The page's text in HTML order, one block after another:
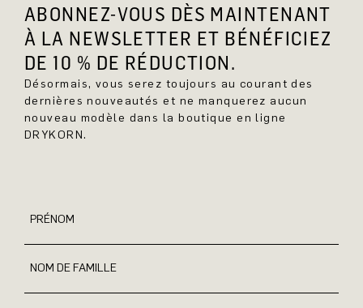
ABONNEZ-VOUS DÈS MAINTENANT
À LA NEWSLETTER ET BÉNÉFICIEZ
DE 10 % DE RÉDUCTION.
Désormais, vous serez toujours au courant des
dernières nouveautés et ne manquerez aucun
nouveau modèle dans la boutique en ligne
DRYKORN.
PRÉNOM
NOM DE FAMILLE